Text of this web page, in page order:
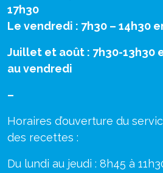
17h30
Le vendredi : 7h30 – 14h30
Juillet et août : 7h30-13h30
au vendredi
–
Horaires d’ouverture du
des recettes :
Du lundi au jeudi : 8h45 à